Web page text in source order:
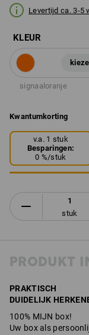
Levertijd ca. 3-5
KLEUR
signaaloranje
Kwantumkorting
v.a. 1 stuk
Besparingen:
0 %/stuk
stuk
PRODUKT
PRAKTISCH
DUIDELIJK
100% MIJN box!
Uw box als